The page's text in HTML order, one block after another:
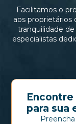
Facilitamos o
aos proprietários
tranquilidade
especialistas
para sua